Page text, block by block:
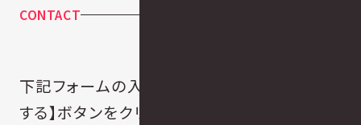
CONTACT
下記フォームの入力内容をご確認頂き、【送信
する】ボタンをクリックして下さい。